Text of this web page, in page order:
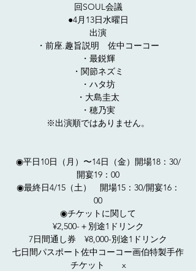
回SOUL会議
●4月13日水曜日
出演
・前座.趣旨説明 佐中コーコー
・最鋭輝
・関節ネズミ
・ハタ坊
・大島圭太
・穂乃実
※出演順ではありません。
◉平日10日（月）〜14日（金）開場18：30/
開宴19：00
◉最終日4/15（土） 開場15：30/開宴16：
00
◉チケットに関して
¥2,500-＋別途1ドリンク
7日間通し券 ¥8,000-別途1ドリンク
七日間パスポート佐中コーコー画伯特製手作
チケット x